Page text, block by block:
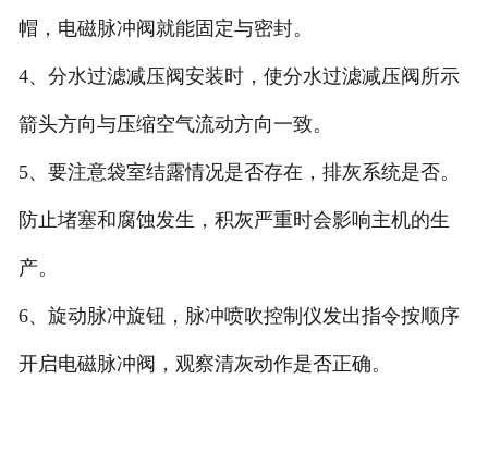
帽，电磁脉冲阀就能固定与密封。
4、分水过滤减压阀安装时，使分水过滤减压阀所示
箭头方向与压缩空气流动方向一致。
5、要注意袋室结露情况是否存在，排灰系统是否。
防止堵塞和腐蚀发生，积灰严重时会影响主机的生
产。
6、旋动脉冲旋钮，脉冲喷吹控制仪发出指令按顺序
开启电磁脉冲阀，观察清灰动作是否正确。